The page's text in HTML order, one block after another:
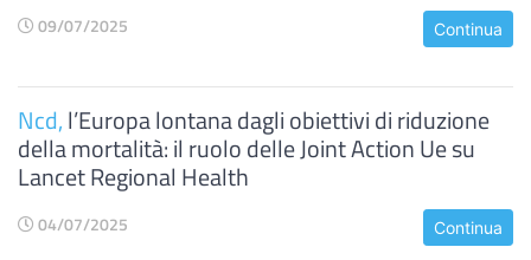
09/07/2025 Continua
Ncd,l’Europa lontana dagli obiettivi di riduzione
della mortalità: il ruolo delle Joint Action Ue su
Lancet Regional Health
04/07/2025 Continua